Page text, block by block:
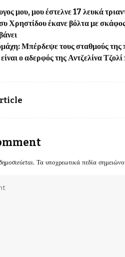
μου, μου έστελνε 17 λευκά
Χρηστίδου έκανε βόλτα με
Μπέρδεψε τους σταθμούς της
ο αδερφός της Αντζελίνα
Τα υποχρεωτικά πεδία